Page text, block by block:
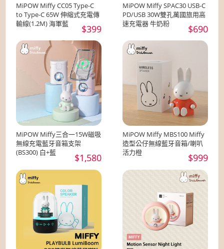
MiPOW Miffy CC05 Type-C
to Type-C 65W 伸縮式充電傳
輸線(1.2M) 海軍藍
$399
MiPOW Miffy SPAC30 USB-C
PD/USB 30W雙孔萬國旅用高
速充電器 牛奶粉
$690
MiPOW Miffy三合一15W磁吸
無線充電藍牙音箱支架
(BS300) 白+藍
$1,580
MiPOW Miffy MBS100 Miffy
造型公仔無線藍牙音箱/喇叭
活力橙
$999